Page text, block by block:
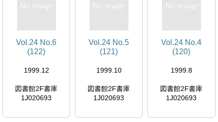
Vol.24 No.6
(122)
1999.12
図書館2F書庫
1J020693
Vol.24 No.5
(121)
1999.10
図書館2F書庫
1J020693
Vol.24 No.4
(120)
1999.8
図書館2F書庫
1J020693